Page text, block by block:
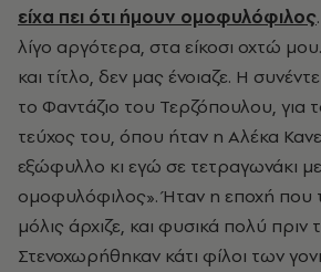
είχα πει ότι ήμουν ομοφυλόφιλος
λίγο αργότερα, στα είκοσι οχτώ
και τίτλο, δεν μας ένοιαζε. Η
το Φαντάζιο του Τερζόπουλου, για
τεύχος του, όπου ήταν η Αλέκα
εξώφυλλο κι εγώ σε τετραγωνάκι με
ομοφυλόφιλος». Ήταν η εποχή
μόλις άρχιζε, και φυσικά πολύ πριν
Στενοχωρήθηκαν κάτι φίλοι των